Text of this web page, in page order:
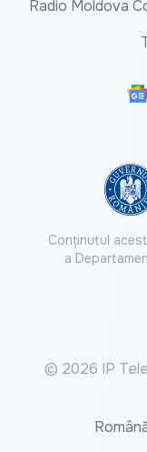
Radio Moldova
Conținutul
a
© 2026 IP